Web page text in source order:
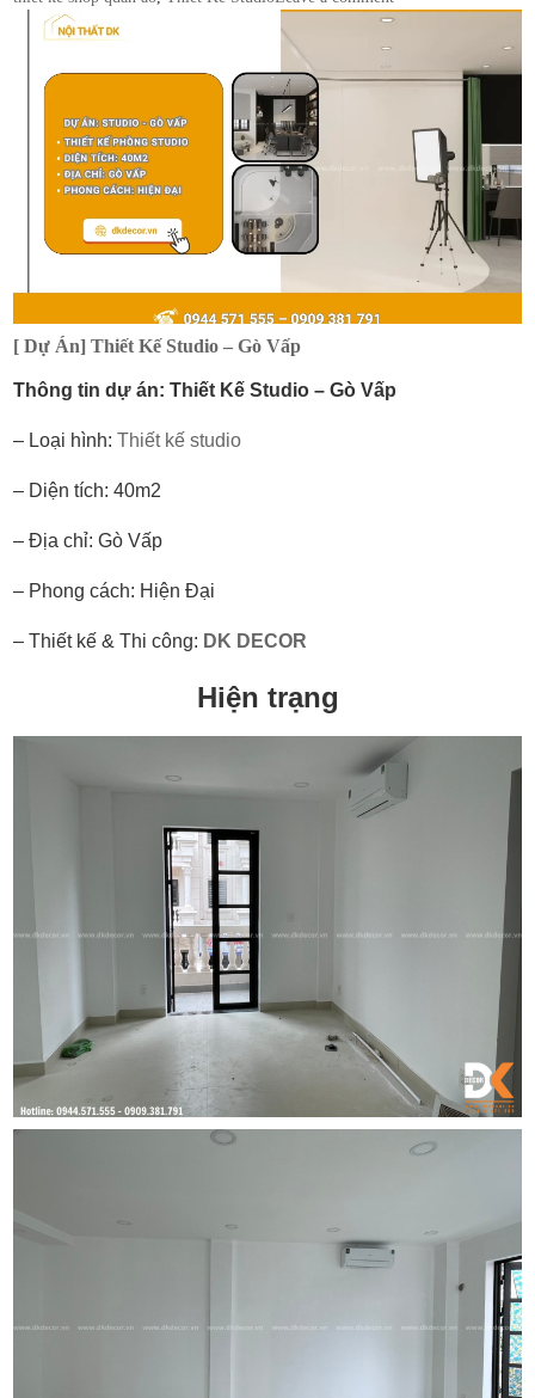
[ Dự Án] Thiết Kế Studio – Gò Vấp
Thông tin dự án: Thiết Kế Studio – Gò Vấp
– Loại hình:Thiết kế studio
– Diện tích: 40m2
– Địa chỉ: Gò Vấp
– Phong cách: Hiện Đại
– Thiết kế & Thi công: DK DECOR
Hiện trạng